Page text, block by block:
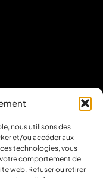
nous utilisons des
et/ou accéder aux
technologies, vous
comportement de
web. Refuser ou retirer